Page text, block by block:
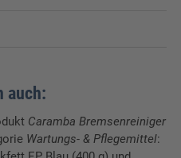
auch:
Caramba Bremsenreiniger
Wartungs- & Pflegemittel: